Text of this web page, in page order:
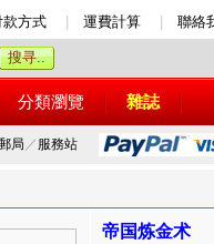
款方式 運費計算 聯絡
分類瀏覽 雜誌
局 ／ 服務站
帝国炼金术